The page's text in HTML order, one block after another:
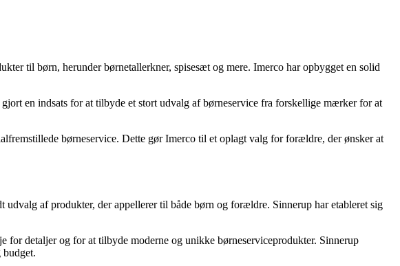
til børn, herunder børnetallerkner, spisesæt og mere. Imerco har opbygget en solid
en indsats for at tilbyde et stort udvalg af børneservice fra forskellige mærker for at
børneservice. Dette gør Imerco til et oplagt valg for forældre, der ønsker at
af produkter, der appellerer til både børn og forældre. Sinnerup har etableret sig
for detaljer og for at tilbyde moderne og unikke børneserviceprodukter. Sinnerup